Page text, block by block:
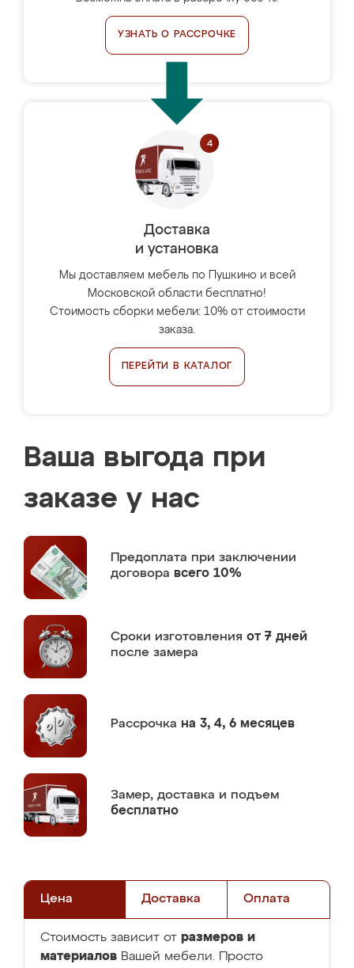
УЗНАТЬ О РАССРОЧКЕ
Доставка
и установка
Мы доставляем мебель по Пушкино и всей
Московской области бесплатно!
Стоимость сборки мебели: 10% от стоимости
заказа.
ПЕРЕЙТИ В КАТАЛОГ
Ваша выгода при
заказе у нас
Предоплата при заключении
договора всего 10%
Сроки изготовления от 7 дней
после замера
Рассрочка на 3, 4, 6 месяцев
Замер, доставка и подъем
бесплатно
Цена Доставка Оплата
Стоимость зависит от размеров и
материалов Вашей мебели. Просто